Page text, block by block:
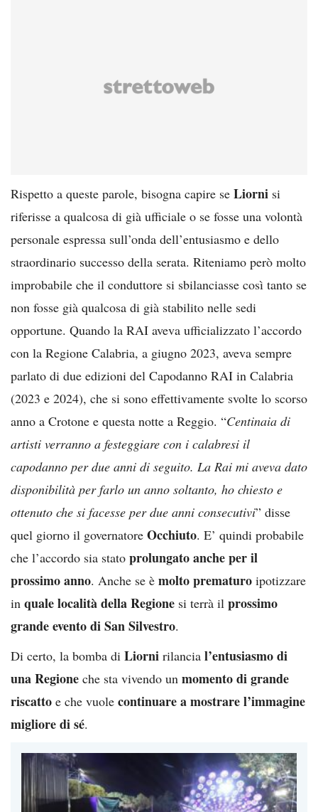
Rispetto a queste parole, bisogna capire se Liorni si
riferisse a qualcosa di già ufficiale o se fosse una volontà
personale espressa sull’onda dell’entusiasmo e dello
straordinario successo della serata. Riteniamo però molto
improbabile che il conduttore si sbilanciasse così tanto se
non fosse già qualcosa di già stabilito nelle sedi
opportune. Quando la RAI aveva ufficializzato l’accordo
con la Regione Calabria, a giugno 2023, aveva sempre
parlato di due edizioni del Capodanno RAI in Calabria
(2023 e 2024), che si sono effettivamente svolte lo scorso
anno a Crotone e questa notte a Reggio. “Centinaia di
artisti verranno a festeggiare con i calabresi il
capodanno per due anni di seguito. La Rai mi aveva dato
disponibilità per farlo un anno soltanto, ho chiesto e
ottenuto che si facesse per due anni consecutivi” disse
quel giorno il governatore Occhiuto. E’ quindi probabile
che l’accordo sia stato prolungato anche per il
prossimo anno. Anche se è molto prematuro ipotizzare
in quale località della Regione si terrà il prossimo
grande evento di San Silvestro.
Di certo, la bomba di Liorni rilancia l’entusiasmo di
una Regione che sta vivendo un momento di grande
riscatto e che vuole continuare a mostrare l’immagine
migliore di sé.